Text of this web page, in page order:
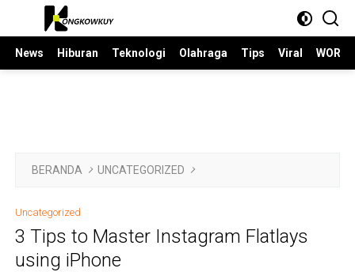
Langsung
News
Hiburan Teknologi Olahraga Tips Viral
BERANDA UNCATEGORIZED
Uncategorized
3 Tips to Master Instagram Flatlays
using iPhone